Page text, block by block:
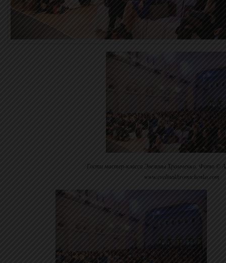
Гости мастер-класса Эвелины Хромченко. Фото ©
www.evelinakhromtchenko.com